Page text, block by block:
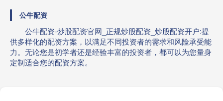
公牛配资
公牛配资-炒股配资官网_正规炒股配资_炒股配资开户:提
供多样化的配资方案，以满足不同投资者的需求和风险承受能
力。无论您是初学者还是经验丰富的投资者，都可以为您量身
定制适合您的配资方案。